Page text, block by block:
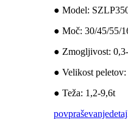
● Model:
● Moč: 30/45/55/
● Zmogljivost:
● Velikost
● Teža: 1,2-9,6t
povpraševanje